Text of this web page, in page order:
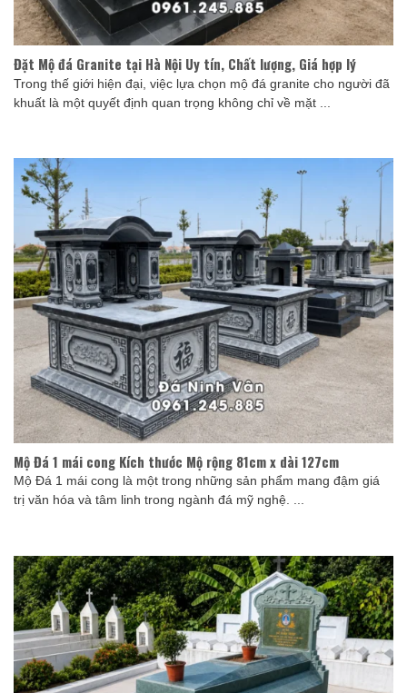
Đặt Mộ đá Granite tại Hà Nội Uy tín, Chất lượng, Giá hợp lý
Trong thế giới hiện đại, việc lựa chọn mộ đá granite cho người đã
khuất là một quyết định quan trọng không chỉ về mặt ...
Mộ Đá 1 mái cong Kích thước Mộ rộng 81cm x dài 127cm
Mộ Đá 1 mái cong là một trong những sản phẩm mang đậm giá
trị văn hóa và tâm linh trong ngành đá mỹ nghệ. ...